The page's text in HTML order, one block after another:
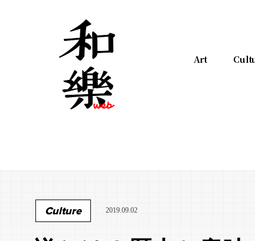
Art
Culture 2019.09.02